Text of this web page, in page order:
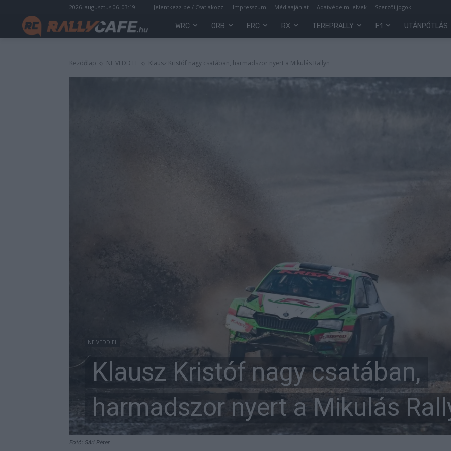
2026. augusztus 06. 03:19 Jelentkezz be / Csatlakozz Impresszum Médiaajánlat Adatvédelmi elvek Szerzői jogok
WRC ORB ERC RX TEREPRALLY F1 UTÁNPÓTLÁS
Kezdőlap NE VEDD EL Klausz Kristóf nagy csatában, harmadszor nyert a Mikulás Rallyn
Fotó: Sári Péter
NE VEDD EL
Klausz Kristóf nagy csatában,
harmadszor nyert a Mikulás